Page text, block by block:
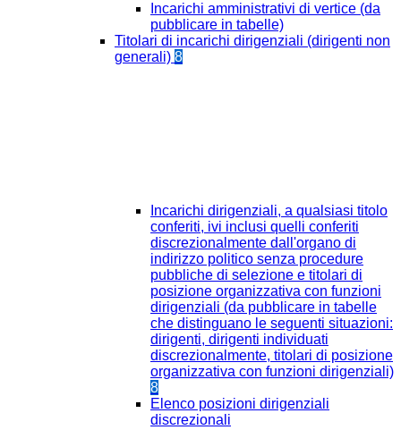
Incarichi amministrativi di vertice (da
pubblicare in tabelle)
Titolari di incarichi dirigenziali (dirigenti non
generali) 8
Incarichi dirigenziali, a qualsiasi titolo
conferiti, ivi inclusi quelli conferiti
discrezionalmente dall'organo di
indirizzo politico senza procedure
pubbliche di selezione e titolari di
posizione organizzativa con funzioni
dirigenziali (da pubblicare in tabelle
che distinguano le seguenti situazioni:
dirigenti, dirigenti individuati
discrezionalmente, titolari di posizione
organizzativa con funzioni dirigenziali)
8
Elenco posizioni dirigenziali
discrezionali